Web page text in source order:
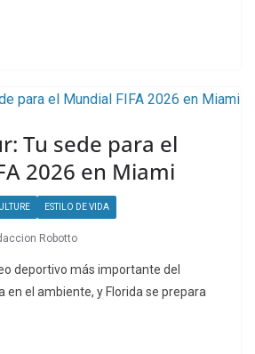
Tu sede para el
2026 en Miami
ESTILO DE VIDA
Robotto
deportivo más importante del
en el ambiente, y Florida se prepara